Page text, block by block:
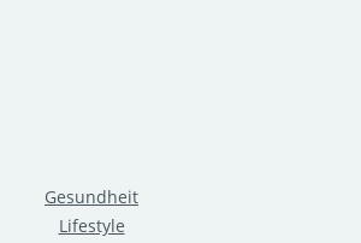
Gesundheit
Lifestyle